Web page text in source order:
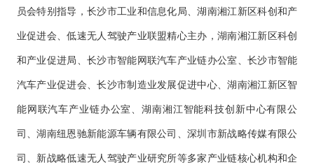
员会特别指导，长沙市工业和信息化局、湖南湘江新区科创和产
业促进会、低速无人驾驶产业联盟精心主办，湖南湘江新区科创
和产业促进局、长沙市智能网联汽车产业链办公室、长沙市智能
汽车产业促进会、长沙市制造业发展促进中心、湖南湘江新区智
能网联汽车产业链办公室、湖南湘江智能科技创新中心有限公
司、湖南纽恩驰新能源车辆有限公司、深圳市新战略传媒有限公
司、新战略低速无人驾驶产业研究所等多家产业链核心机构和企